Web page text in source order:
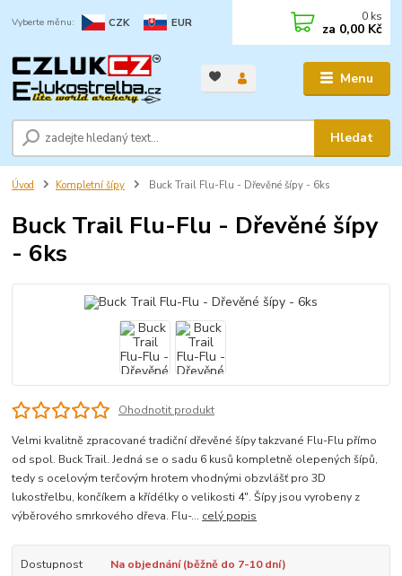
Menu
CZK EUR
Hledat
0 ks
za 0,00 Kč
Úvod Kompletní šípy Buck Trail Flu-Flu - Dřevěné šípy - 6ks
Buck Trail Flu-Flu - Dřevěné šípy
- 6ks
Ohodnotit produkt
Velmi kvalitně zpracované tradiční dřevěné šípy takzvané Flu-Flu přímo
od spol. Buck Trail. Jedná se o sadu 6 kusů kompletně olepených šípů,
tedy s ocelovým terčovým hrotem vhodnými obzvlášť pro 3D
lukostřelbu, končíkem a křídélky o velikosti 4". Šípy jsou vyrobeny z
výběrového smrkového dřeva. Flu-... celý popis
Dostupnost
Na objednání (běžně do 7-10 dní)